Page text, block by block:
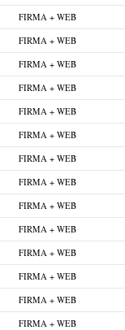
FIRMA + WEB
FIRMA + WEB
FIRMA + WEB
FIRMA + WEB
FIRMA + WEB
FIRMA + WEB
FIRMA + WEB
FIRMA + WEB
FIRMA + WEB
FIRMA + WEB
FIRMA + WEB
FIRMA + WEB
FIRMA + WEB
FIRMA + WEB